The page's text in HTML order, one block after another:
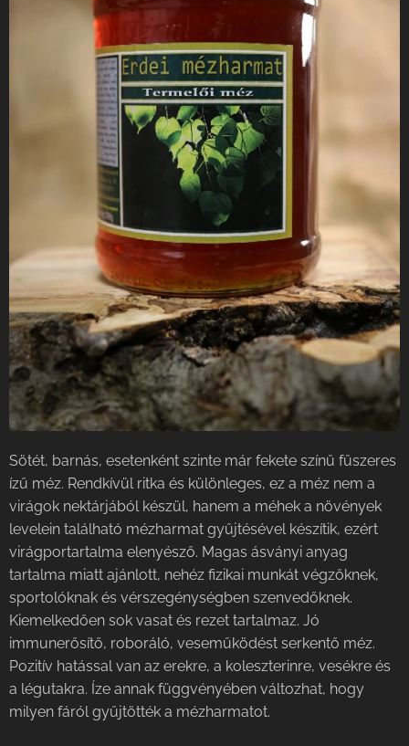
Sötét, barnás, esetenként szinte már fekete színű fűszeres
ízű méz. Rendkívül ritka és különleges, ez a méz nem a
virágok nektárjából készül, hanem a méhek a növények
levelein található mézharmat gyűjtésével készítik, ezért
virágportartalma elenyésző. Magas ásványi anyag
tartalma miatt ajánlott, nehéz fizikai munkát végzőknek,
sportolóknak és vérszegénységben szenvedőknek.
Kiemelkedően sok vasat és rezet tartalmaz. Jó
immunerősítő, roboráló, veseműködést serkentő méz.
Pozitív hatással van az erekre, a koleszterinre, vesékre és
a légutakra. Íze annak függvényében változhat, hogy
milyen fáról gyűjtötték a mézharmatot.